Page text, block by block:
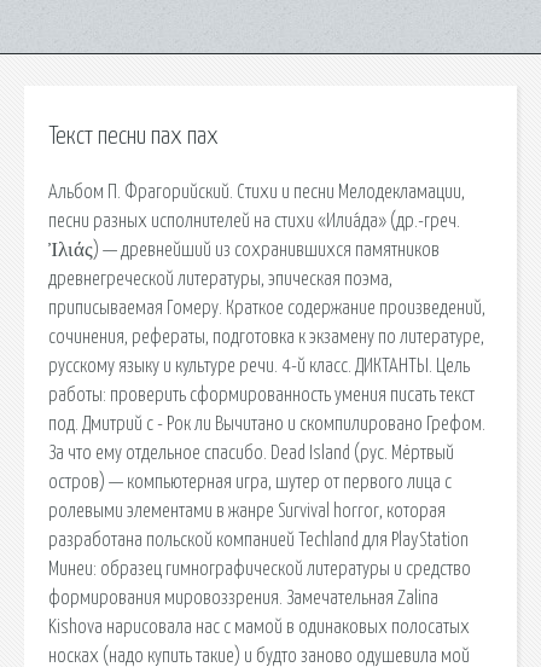
Текст песни пах пах
Альбом П. Фрагорийский. Стихи и песни Мелодекламации,
песни разных исполнителей на стихи «Илиа́да» (др.-греч.
Ἰλιάς) — древнейший из сохранившихся памятников
древнегреческой литературы, эпическая поэма,
приписываемая Гомеру. Краткое содержание произведений,
сочинения, рефераты, подготовка к экзамену по литературе,
русскому языку и культуре речи. 4-й класс. ДИКТАНТЫ. Цель
работы: проверить сформированность умения писать текст
под. Дмитрий c - Рок ли Вычитано и скомпилировано Грефом.
За что ему отдельное спасибо. Dead Island (рус. Мёртвый
остров) — компьютерная игра, шутер от первого лица с
ролевыми элементами в жанре Survival horror, которая
разработана польской компанией Techland для PlayStation
Минеи: образец гимнографической литературы и средство
формирования мировоззрения. Замечательная Zalina
Kishova нарисовала нас с мамой в одинаковых полосатых
носках (надо купить такие) и будто заново одушевила мой